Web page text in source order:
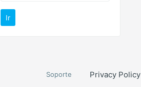
Ir
Soporte Privacy Policy